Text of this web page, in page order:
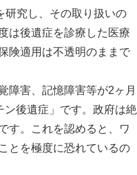
究し、その取り扱いの
は後遺症を診療した医療
険適用は不透明のままで
障害、記憶障害等が2ヶ月
後遺症」です。政府は絶
す。これを認めると、ワ
とを極度に恐れているの